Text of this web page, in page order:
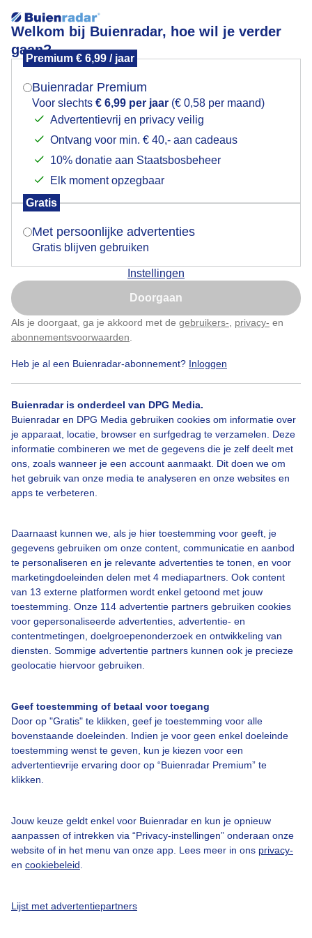
Welkom bij Buienradar, hoe wil je verder
gaan?
Premium € 6,99 / jaar
Buienradar Premium
Voor slechts € 6,99 per jaar (€ 0,58 per maand)
Advertentievrij en privacy veilig
Ontvang voor min. € 40,- aan cadeaus
10% donatie aan Staatsbosbeheer
Elk moment opzegbaar
Gratis
Met persoonlijke advertenties
Gratis blijven gebruiken
Instellingen
Doorgaan
Als je doorgaat, ga je akkoord met de gebruikers- privacy- en
abonnementsvoorwaarden
Heb je al een Buienradar-abonnement? Inloggen
Buienradar is onderdeel van DPG Media.
Buienradar en DPG Media gebruiken cookies om informatie over
je apparaat, locatie, browser en surfgedrag te verzamelen. Deze
informatie combineren we met de gegevens die je zelf deelt met
ons, zoals wanneer je een account aanmaakt. Dit doen we om
het gebruik van onze media te analyseren en onze websites en
apps te verbeteren.
Daarnaast kunnen we, als je hier toestemming voor geeft, je
gegevens gebruiken om onze content, communicatie en aanbod
te personaliseren en je relevante advertenties te tonen, en voor
marketingdoeleinden delen met 4 mediapartners. Ook content
van 13 externe platformen wordt enkel getoond met jouw
toestemming. Onze 114 advertentie partners gebruiken cookies
voor gepersonaliseerde advertenties, advertentie- en
contentmetingen, doelgroepenonderzoek en ontwikkeling van
diensten. Sommige advertentie partners kunnen ook je precieze
geolocatie hiervoor gebruiken.
Geef toestemming of betaal voor toegang
Door op "Gratis" te klikken, geef je toestemming voor alle
bovenstaande doeleinden. Indien je voor geen enkel doeleinde
toestemming wenst te geven, kun je kiezen voor een
advertentievrije ervaring door op “Buienradar Premium” te
klikken.
Jouw keuze geldt enkel voor Buienradar en kun je opnieuw
aanpassen of intrekken via “Privacy-instellingen” onderaan onze
website of in het menu van onze app. Lees meer in ons privacy-
en cookiebeleid
Lijst met advertentiepartners
in de middag kwamen de wolken
in de middag komt bewolking opzetten, hier de
breuklijn tussen 2 wolkengebieden
Door: Erna Kool Gemaakt: 10-10-2025, 120x bekeken
Gebieden Herfst Wolken
Bekijk slideshow
Een moment geduld aub...
Bedrijfsgegevens
Veelgestelde vragen
Contact
Gebruikersvoorwaarden
Adverteren
Mogen we je locatie gebruiken voor het
Indien je hier nog geen akkoord op hebt gegeven,
verschijnt er zo een pop-up uit je browser waarin
Is goed, toon de popup
Nu niet, misschien later
Klik hierom dit aan te passen